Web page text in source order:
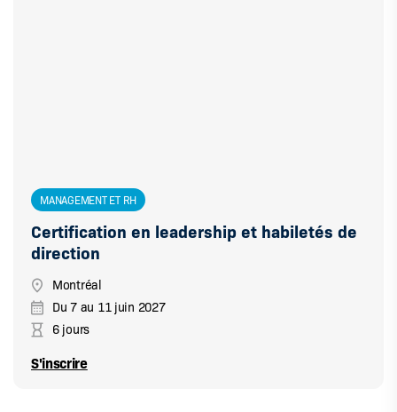
MANAGEMENT ET RH
Certification en leadership et habiletés de
direction
Montréal
Du7au 11 juin 2027
6 jours
S'inscrire